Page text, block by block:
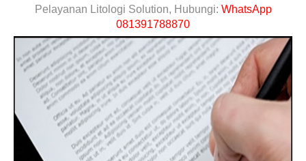
Pelayanan Litologi Solution, Hubungi: WhatsApp
081391788870